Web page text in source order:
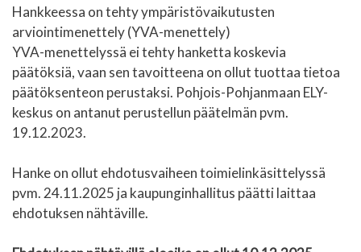
Hankkeessa on tehty ympäristövaikutusten
arviointimenettely (YVA-menettely)
YVA-menettelyssä ei tehty hanketta koskevia
päätöksiä, vaan sen tavoitteena on ollut tuottaa tietoa
päätöksenteon perustaksi. Pohjois-Pohjanmaan ELY-
keskus on antanut perustellun päätelmän pvm.
19.12.2023.
Hanke on ollut ehdotusvaiheen toimielinkäsittelyssä
pvm. 24.11.2025 ja kaupunginhallitus päätti laittaa
ehdotuksen nähtäville.